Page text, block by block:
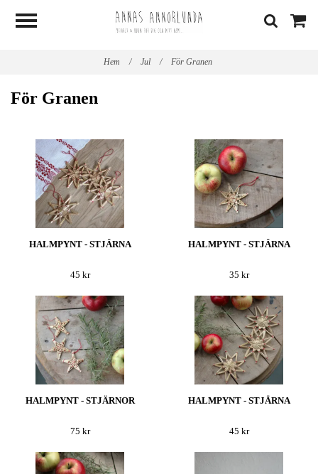
Hem / Jul / För Granen
För Granen
HALMPYNT - STJÄRNA
45 kr
HALMPYNT - STJÄRNA
35 kr
HALMPYNT - STJÄRNOR
75 kr
HALMPYNT - STJÄRNA
45 kr